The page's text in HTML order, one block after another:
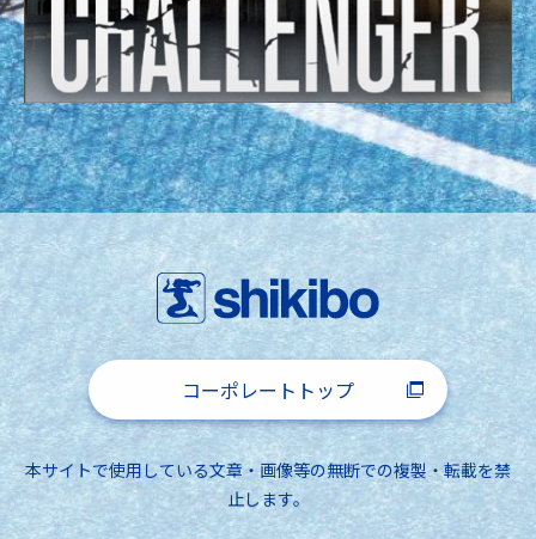
コーポレートトップ
本サイトで使用している文章・画像等の無断での複製・転載を禁
止します。